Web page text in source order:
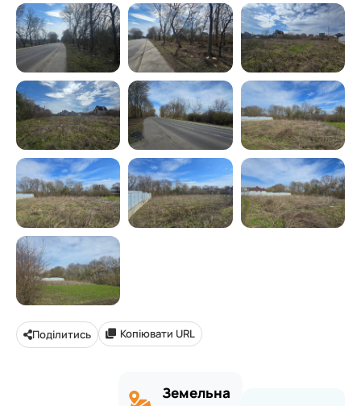
Поділитись Копіювати URL
Земельна